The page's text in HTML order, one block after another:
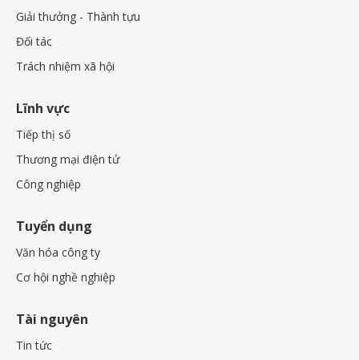
Giải thưởng - Thành tựu
Đối tác
Trách nhiệm xã hội
Lĩnh vực
Tiếp thị số
Thương mại điện tử
Công nghiệp
Tuyển dụng
Văn hóa công ty
Cơ hội nghề nghiệp
Tài nguyên
Tin tức